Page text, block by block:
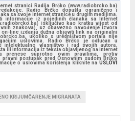
stranici Radija Brčko (www.radiobrcko.ba)
Radio Brčko dopušta ograničeno i
sa svoje internet stranice u drugim medijima.
informacije iz pojedinih članaka sa Internet
isključivo kao kratku vijest od
znakova), uz obavezno navođenje izvora
line izdanja dužna objaviti link na originalni
ukoliko s uredništvom portala nije
uslovima. Radio Brčko je odlučan u
intelektualno vlasništvo i rad svojih autora.
ili informacija iz teksta objavljenog na internet
prenese suprotno ovim pravilima, protiv
postupak pred Osnovnim sudom Brčko
o uslovima korištenja kliknite na USLOVI
KRIJUMČARENJE MIGRANATA